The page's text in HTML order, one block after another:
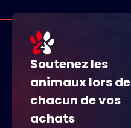
Soutenez les
animaux lors de
chacun de vos
achats